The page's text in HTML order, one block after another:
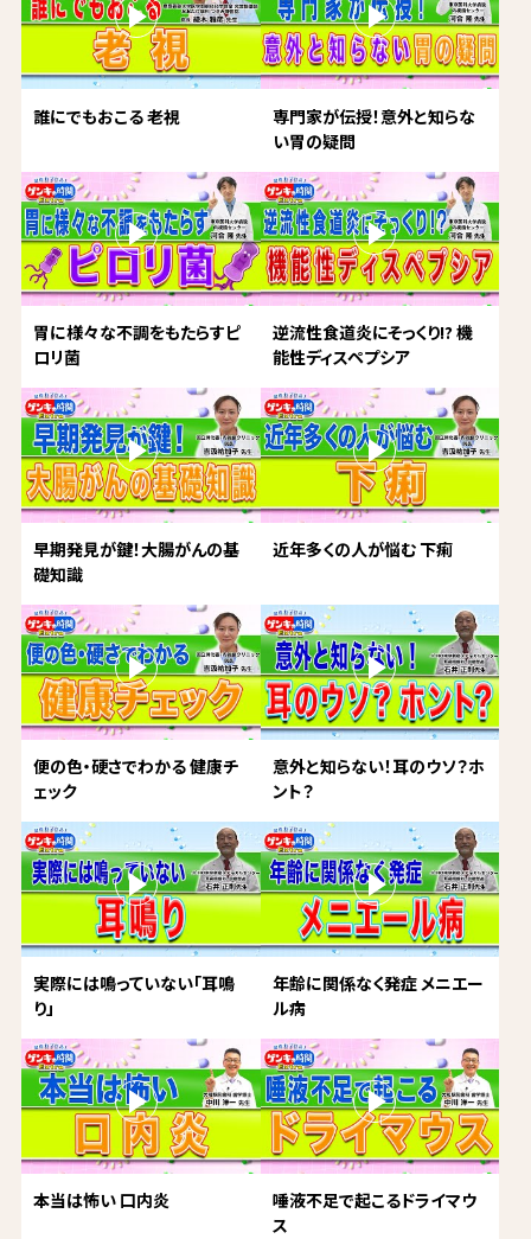
誰にでもおこる 老視
専門家が伝授！意外と知らな
い胃の疑問
胃に様々な不調をもたらすピ
ロリ菌
逆流性食道炎にそっくり!? 機
能性ディスペプシア
早期発見が鍵！大腸がんの基
礎知識
近年多くの人が悩む 下痢
便の色・硬さでわかる 健康チ
ェック
意外と知らない！耳のウソ？ホ
ント？
実際には鳴っていない「耳鳴
り」
年齢に関係なく発症 メニエー
ル病
本当は怖い 口内炎
唾液不足で起こるドライマウ
ス